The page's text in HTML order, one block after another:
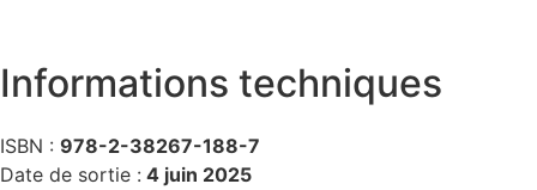
Informations techniques
ISBN : 978-2-38267-188-7
Date de sortie : 4 juin 2025